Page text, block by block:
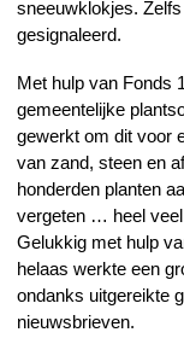
sneeuwklokjes.
gesignaleerd.
Met hulp van Fonds
gemeentelijke
gewerkt om dit voor
van zand, steen en
honderden planten
vergeten … heel veel
Gelukkig met hulp
helaas werkte een
ondanks uitgereikte
nieuwsbrieven.